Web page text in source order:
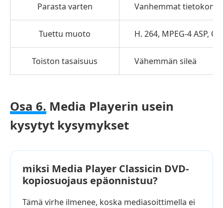
Parasta varten Vanhemmat
Tuettu muoto H. 264, MPEG-4 ASP,
Toiston tasaisuus Vähemmän sileä
Osa 6. Media Playerin usein
kysytyt kysymykset
miksi Media Player Classicin DVD-
kopiosuojaus epäonnistuu?
Tämä virhe ilmenee, koska mediasoittimella ei